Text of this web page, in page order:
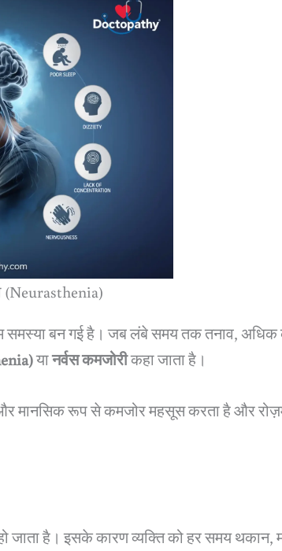
(Neurasthenia)
बन गई है। जब लंबे समय तक तनाव, अधिक
यानर्वस कमजोरीकहा जाता है।
और मानसिक रूप से कमजोर महसूस करता है और
जाता है। इसके कारण व्यक्ति को हर समय थकान,